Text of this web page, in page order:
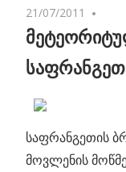
21/07/2011
საფრანგეთის
მოვლენის